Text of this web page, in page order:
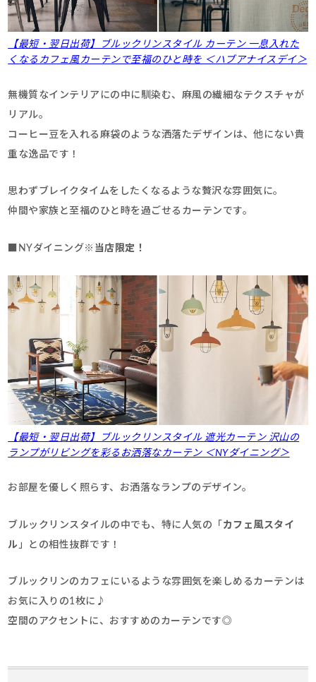
【最短・翌日出荷】ブルックリンスタイル カーテン 一息入れた
くなるカフェ風カーテンで至福のひと時を ＜ハブアナイスデイ＞
無機質なインテリアにの中に馴染む、麻風の繊細なテクスチャが
リアル。
コーヒー豆を入れる麻袋のような洒落たデザインは、他にない貴
重な逸品です！
思わずブレイクタイムをしたくなるような贅沢な雰囲気に。
仲間や家族と至福のひと時を過ごせるカーテンです。
■NYダイニング ※当店限定！
【最短・翌日出荷】ブルックリンスタイル 遮光カーテン 沢山の
ランプがリビングを彩るお洒落なカーテン ＜NYダイニング＞
お部屋を優しく照らす、お洒落なランプのデザイン。
ブルックリンスタイルの中でも、特に人気の「 カフェ風スタイ
ル 」との相性抜群です！
ブルックリンのカフェにいるような雰囲気を楽しめるカーテンは
お気に入りの1枚に♪
空間のアクセントに、おすすめのカーテンです◎